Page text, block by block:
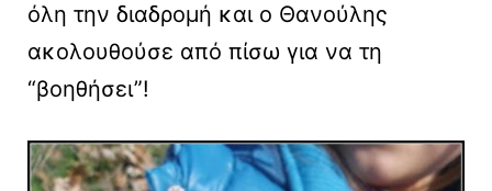
όλη την διαδρομή και ο Θανούλης
ακολουθούσε από πίσω για να τη
“βοηθήσει”!